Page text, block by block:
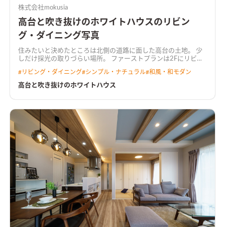
株式会社mokusia
高台と吹き抜けのホワイトハウスのリビン
グ・ダイニング写真
住みたいと決めたところは北側の道路に面した高台の土地。 少
しだけ採光の取りづらい場所。 ファーストプランは2Fにリビン
すリビングは1Fにと決めていた。 採光を無駄なく取るには…？
明るい家にしたい！ 打合せを重ねて決めた間取り。すごく自然
#リビング・ダイニング#シンプル・ナチュラル#和風・和モダン
高台と吹き抜けのホワイトハウス